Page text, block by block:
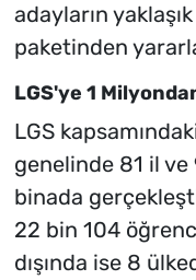
adayların
paketinden
LGS'ye 1
LGS
genelinde 81 il
binada
22 bin 104
dışında ise 8